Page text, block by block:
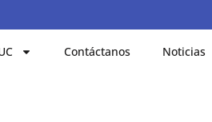
Contáctanos Noticias